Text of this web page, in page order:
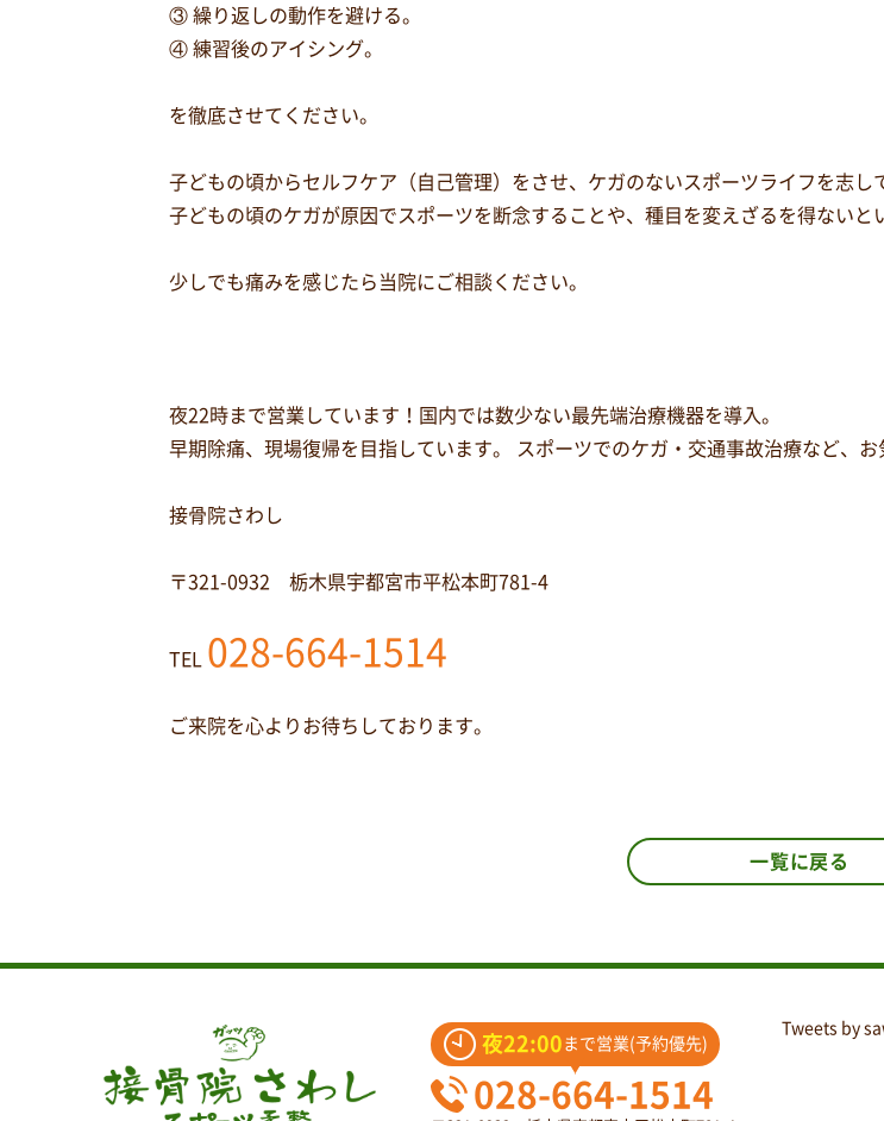
③ 繰り返しの動作を避ける。
④ 練習後のアイシング。
を徹底させてください。
子どもの頃からセルフケア（自己管理）をさせ、ケガのないスポーツライフを志し
子どもの頃のケガが原因でスポーツを断念することや、種目を変えざるを得ないと
少しでも痛みを感じたら当院にご相談ください。
夜22時まで営業しています！国内では数少ない最先端治療機器を導入。
早期除痛、現場復帰を目指しています。 スポーツでのケガ・交通事故治療など、お
接骨院さわし
〒321-0932 栃木県宇都宮市平松本町781-4
TEL 028-664-1514
ご来院を心よりお待ちしております。
一覧に戻る
夜22:00 まで営業(予約優先)
028-664-1514
Tweets by